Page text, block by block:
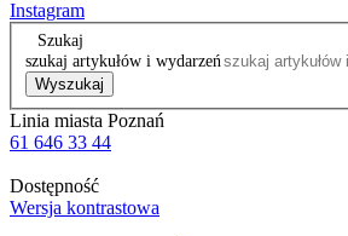
Instagram
Szukaj
szukaj artykułów i wydarzeń
Wyszukaj
Linia miasta Poznań
61 646 33 44
Dostępność
Wersja kontrastowa